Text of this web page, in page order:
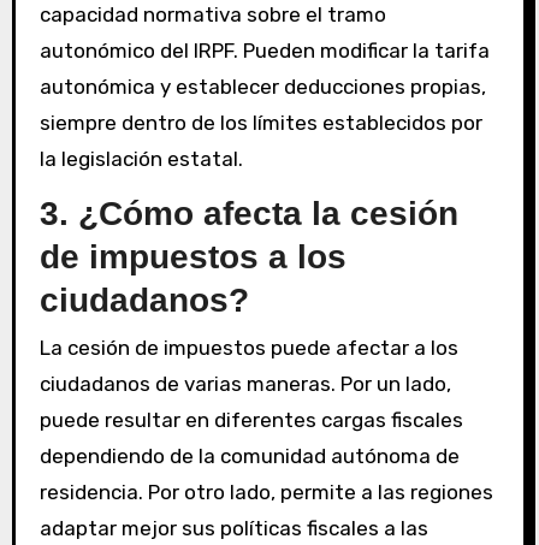
capacidad normativa sobre el tramo
autonómico del IRPF. Pueden modificar la tarifa
autonómica y establecer deducciones propias,
siempre dentro de los límites establecidos por
la legislación estatal.
3. ¿Cómo afecta la cesión
de impuestos a los
ciudadanos?
La cesión de impuestos puede afectar a los
ciudadanos de varias maneras. Por un lado,
puede resultar en diferentes cargas fiscales
dependiendo de la comunidad autónoma de
residencia. Por otro lado, permite a las regiones
adaptar mejor sus políticas fiscales a las